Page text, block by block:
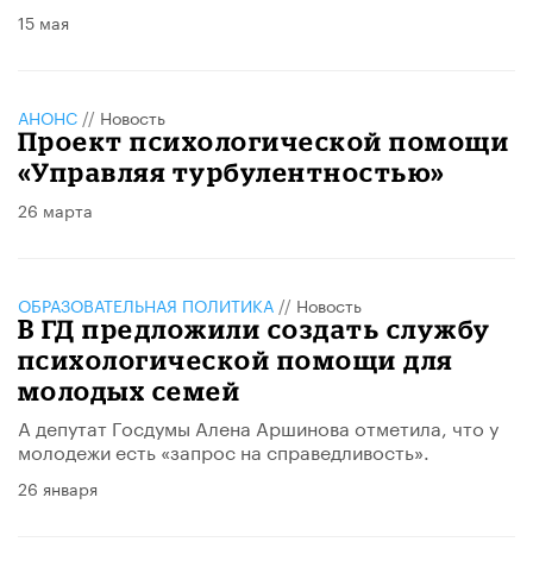
15 мая
АНОНС // Новость
Проект психологической помощи
«Управляя турбулентностью»
26 марта
ОБРАЗОВАТЕЛЬНАЯ ПОЛИТИКА // Новость
В ГД предложили создать службу
психологической помощи для
молодых семей
А депутат Госдумы Алена Аршинова отметила, что у
молодежи есть «запрос на справедливость».
26 января